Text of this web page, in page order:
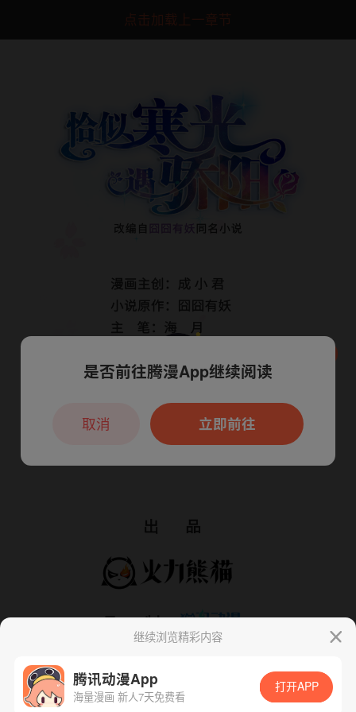
点击加载上一章节
App免费看
继续浏览精彩内容
腾讯动漫App
海量漫画 新人7天免费看
打开APP
本章节仅支持App阅读，可打开App新用
户7天免费看
是否前往腾漫App继续阅读
立即前往
取消